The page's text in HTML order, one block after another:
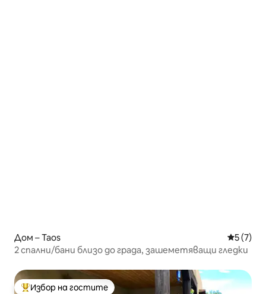
Дом – Taos Средна
5 (7)
2 спални/бани близо до града, зашеметяващи гледки
Избор на гостите